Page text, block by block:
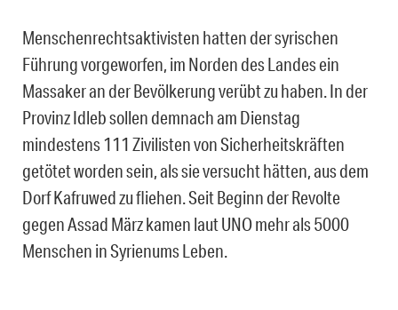
Menschenrechtsaktivisten hatten der syrischen
Führung vorgeworfen, im Norden des Landes ein
Massaker an der Bevölkerung verübt zu haben. In der
Provinz Idleb sollen demnach am Dienstag
mindestens 111 Zivilisten von Sicherheitskräften
getötet worden sein, als sie versucht hätten, aus dem
Dorf Kafruwed zu fliehen. Seit Beginn der Revolte
gegen Assad März kamen laut UNO mehr als 5000
Menschen in Syrienums Leben.